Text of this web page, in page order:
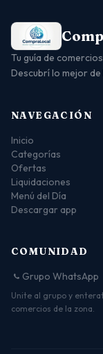
Tu guía de
Descubrí lo mejor
NAVEGACIÓN
Inicio
Categorías
Ofertas
Liquidaciones
Menú del Día
Descargar app
COMUNIDAD
Grupo WhatsApp
Unite al grupo y
comercios de la zona.